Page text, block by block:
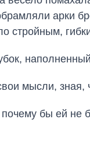
арки
стройным,
мысли, зная,
бы ей не